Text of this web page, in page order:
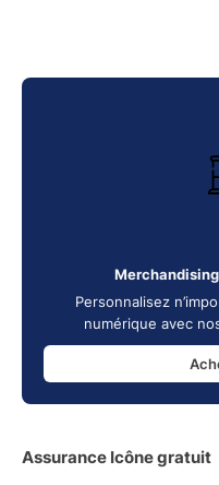
Personnalisez
numérique avec
Assurance Icône gratuit